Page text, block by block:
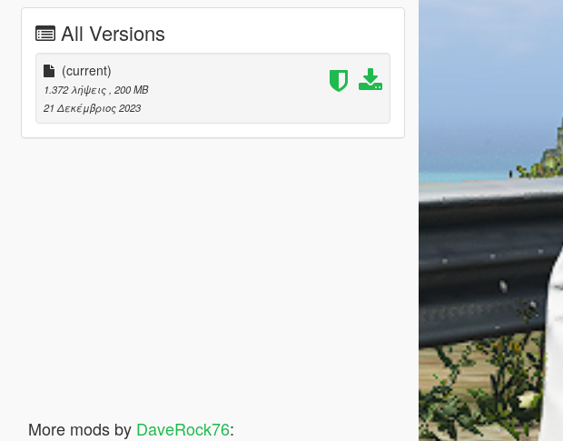
All Versions
(current)
1.372 λήψεις , 200 MB
21 Δεκέμβριος 2023
More mods by DaveRock76: